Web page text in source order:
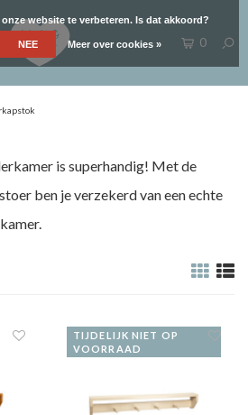
0
is superhandig! Met de
ben je verzekerd van een echte
TIJDELIJK NIET OP
VOORRAAD
website te verbeteren. Is dat akkoord?
NEE Meer over cookies »